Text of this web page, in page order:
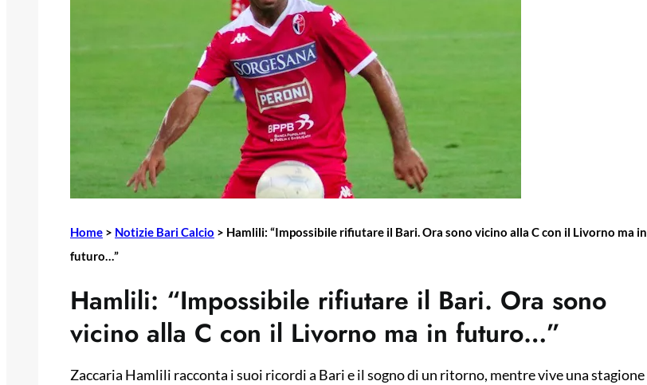
Home > Notizie Bari Calcio > Hamlili: “Impossibile rifiutare il Bari. Ora sono vicino alla C con il Livorno ma in
futuro…”
Hamlili: “Impossibile rifiutare il Bari. Ora sono
vicino alla C con il Livorno ma in futuro…”
Zaccaria Hamlili racconta i suoi ricordi a Bari e il sogno di un ritorno, mentre vive una stagione